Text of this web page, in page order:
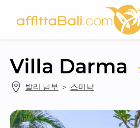
Villa Darma
발리 남부 ＞ 스미냑